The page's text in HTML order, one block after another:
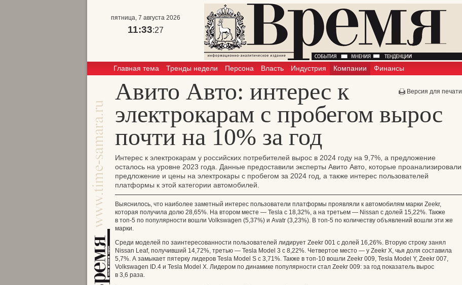
пятница, 7 августа 2026
11:33:27
Главная тема Тренды недели Персона Власть Индустрия Компании Финансы
Версия для печати
Авито Авто: интерес к
электрокарам с пробегом вырос
почти на 10% за год
Интерес к электрокарам у российских потребителей вырос в 2024 году на 9,7%, а предложение
осталось на уровне 2023 года. Данные предоставили эксперты Авито Авто, которые проанализировали
предложение и цены на электрокары с пробегом за 2024 год, а также интерес пользователей
платформы к этой категории автомобилей.
Выяснилось, что наиболее заметный интерес пользователи платформы проявляли к автомобилям марки Zeekr,
которая получила долю 28,65%. На втором месте — Tesla с 18,32%, а на третьем — Nissan с долей 15,22%. Также
в топ-5 по популярности вошли Volkswagen (5,37%) и Avatr (3,23%). В топ-5 по количеству объявлений вошли эти же
марки.
Среди моделей по заинтересованности пользователей лидирует Zeekr 001 с долей 16,26%. Вторую строку занял
Nissan Leaf, получивший 14,72%, третью — Tesla Model 3 с 8,22%. Четвертое место — у Zeekr X, чья доля составила
5,7%. А замыкает пятерку лидеров Tesla Model S с 3,71%. Также в топ-10 вошли Zeekr 009, Tesla Model Y, Zeekr 007,
Volkswagen ID.4 и Tesla Model Х. Лидером по динамике популярности стал Zeekr 009: за год показатель вырос
в 3,6 раза.